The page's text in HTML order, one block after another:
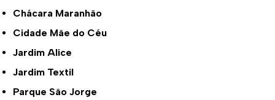
Chácara Maranhão
Cidade Mãe do Céu
Jardim Alice
Jardim Textil
Parque São Jorge